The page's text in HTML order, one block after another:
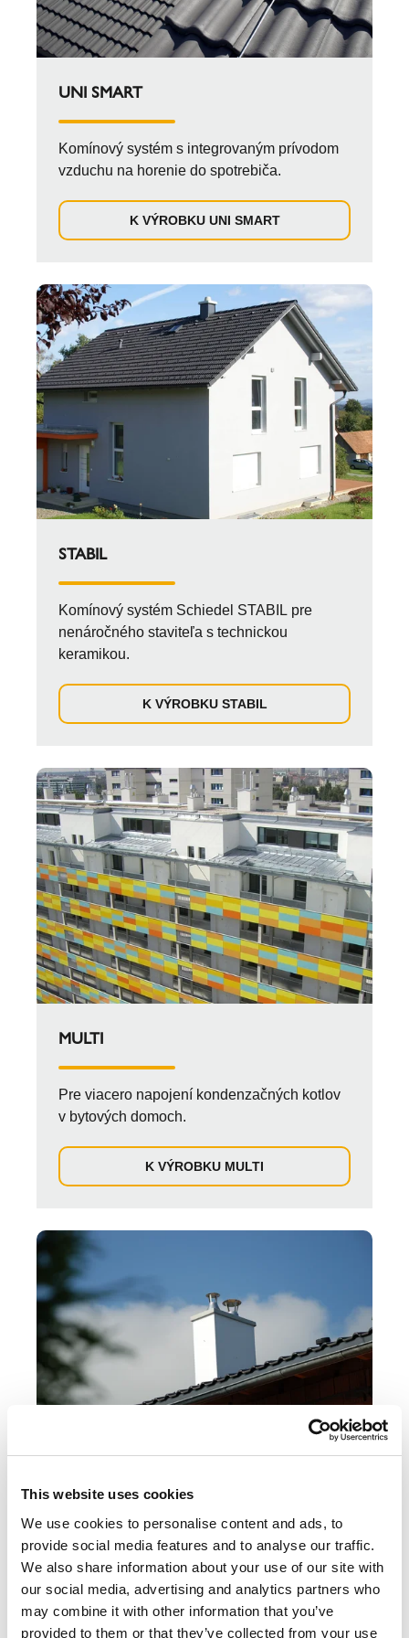
This website uses cookies
We use cookies to personalise content and ads, to
provide social media features and to analyse our traffic.
We also share information about your use of our site with
our social media, advertising and analytics partners who
may combine it with other information that you’ve
provided to them or that they’ve collected from your use
UNI SMART
Komínový systém s integrovaným prívodom
vzduchu na horenie do spotrebiča.
K VÝROBKU UNI SMART
STABIL
Komínový systém Schiedel STABIL pre
nenáročného staviteľa s technickou
keramikou.
K VÝROBKU STABIL
MULTI
Pre viacero napojení kondenzačných kotlov
v bytových domoch.
K VÝROBKU MULTI
UKONČENIA KOMÍNOV
Prefabrikované komínové plášte, krycie
K VÝROBKU UKONČENIA KOMÍNOV